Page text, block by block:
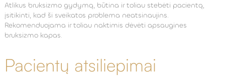
Atlikus bruksizmo gydymą, būtina ir toliau stebėti pacientą,
įsitikinti, kad ši sveikatos problema neatsinaujins.
Rekomenduojama ir toliau naktimis dėvėti apsaugines
bruksizmo kapas.
Pacientų atsiliepimai